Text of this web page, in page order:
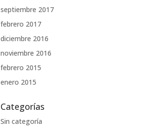
septiembre 2017
febrero 2017
diciembre 2016
noviembre 2016
febrero 2015
enero 2015
Categorías
Sin categoría